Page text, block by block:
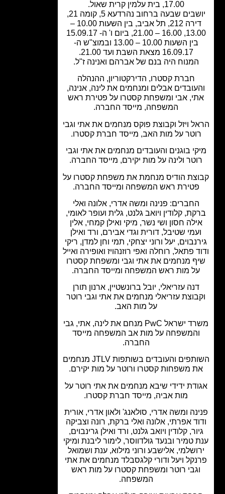
יושבים שבעה ברחוב נהרדעא 5, קומה 21,
דירה 212, תל אביב, בין השעות 10.00 –
13.00, 16.00 – 21.00, ביום ו' ה- 15.09.17
בין השעות 10.00 – 13.00 ובמוצ"ש ה-
16.09.17 מצאת השבת ועד 21.00.
המנוח היה בנם של אברהם ואנינה ז"ל.
חברת קסטרו, הדירקטוריון, ההנהלה
אבלים ומנחמים את לינה, אנינה,
אבי ומשפחת קסטרו על פטירת ראש
המשפחה, מייסד החברה.
ויזל וקבוצת פוקס מנחמים את אתי וגבי
על מות האב, מייסד חברת קסטרו.
בוגנים והעובדים מנחמים את אתי וגבי
ולינה על מות יקירם, מייסד החברה.
הודיס מנחמת את משפחת קסטרו על
פטירת ראש המשפחה ומייסד החברה.
החברים: פנינה ומשה אדרי, אלונה ואלי
קלודין ויואב גלנט, גלית ועופר לאומי,
חסון ושי נשר, מיקי ואילן קמחי, אלין
שטיבל, דורית וגדי אבירם, ורד ואילן
יעל ורוני יצחקי, תמי וחן למדן, ריקי
פתאל, רוחלה ואפי רוזנהויז ואופירה ואייל
מנחמים את אתי וגבי ומשפחת קסטרו
מות ראש המשפחה ומייסד החברה.
דנה עזריאלי, יובל ברונשטיין, ארנון תורן
עזריאלי מנחמים את אתי וגבי רוטר
על מות האב.
משרד ישראל PwC מנחם את לינה, אתי, גבי
על מות אב המשפחה מייסד
החברה.
השותפים והעובדים בשותפות JTLV מנחמים
משפחות קסטרו ורוטר על מות יקירם.
ידידי שיבא מנחמים את אתי רוטר על
מות אביה, מייסד חברת קסטרו.
ומשה אדרי, סולאנג' ולאון אדרי, אורית
אפרתי, אלונה ואלי ברקת, רונה וצביקה
קלודין ויואב גלנט, ורד ואילן גרינבוים,
טמיר ובנעד גולדווסר, לימור ליבנת ומיקי
אלישבע ורוני מילוא, ענת ושמואל
ויעל ודורי קלגסבלד מנחמים את אתי
רוטר ומשפחת קסטרו על מות ראש
המשפחה.